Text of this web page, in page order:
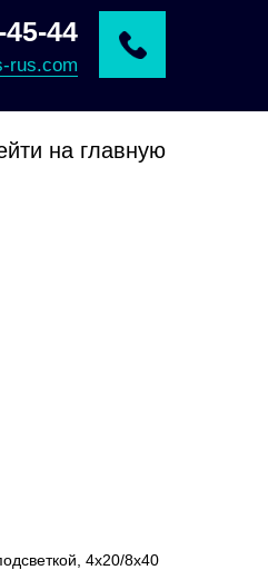
45-44
rus.com
на главную
4x20/8x40